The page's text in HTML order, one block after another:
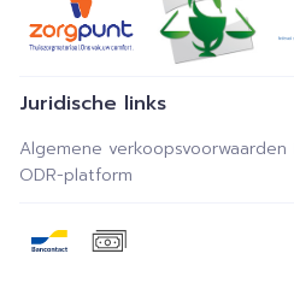
Juridische links
Algemene verkoopsvoorwaarden
ODR-platform